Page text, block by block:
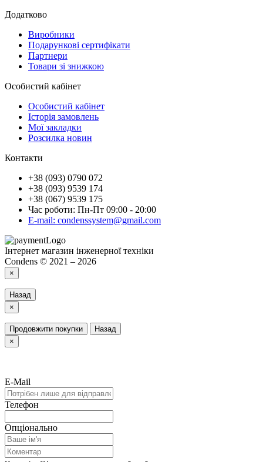
Додатково
Виробники
Подарункові сертифікати
Партнери
Товари зі знижкою
Особистий кабінет
Особистий кабінет
Історія замовлень
Мої закладки
Розсилка новин
Контакти
+38 (093) 0790 072
+38 (093) 9539 174
+38 (067) 9539 175
Час роботи: Пн-Пт 09:00 - 20:00
E-mail: condenssystem@gmail.com
Інтернет магазин інженерної техніки
Condens © 2021 – 2026
×
Назад
×
Продовжити покупки
Назад
×
E-Mail
Телефон
Опціонально